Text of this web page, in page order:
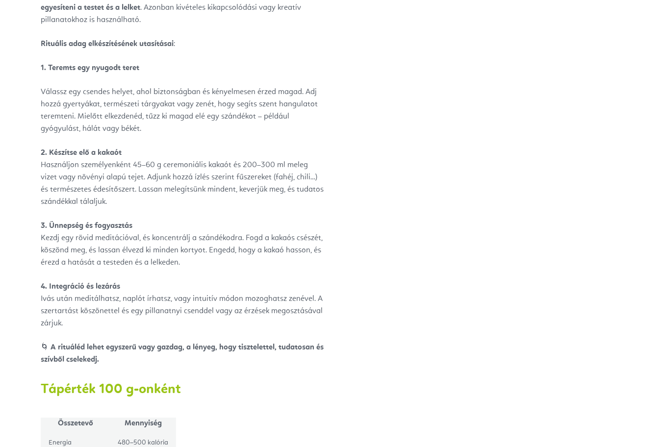
egyesíteni a testet és a lelket. Azonban kivételes kikapcsolódási vagy kreatív
pillanatokhoz is használható.
Rituális adag elkészítésének utasításai:
1. Teremts egy nyugodt teret
Válassz egy csendes helyet, ahol biztonságban és kényelmesen érzed magad. Adj
hozzá gyertyákat, természeti tárgyakat vagy zenét, hogy segíts szent hangulatot
teremteni. Mielőtt elkezdenéd, tűzz ki magad elé egy szándékot – például
gyógyulást, hálát vagy békét.
2. Készítse elő a kakaót
Használjon személyenként 45–60 g ceremoniális kakaót és 200–300 ml meleg
vizet vagy növényi alapú tejet. Adjunk hozzá ízlés szerint fűszereket (fahéj, chili…)
és természetes édesítőszert. Lassan melegítsünk mindent, keverjük meg, és tudatos
szándékkal tálaljuk.
3. Ünnepség és fogyasztás
Kezdj egy rövid meditációval, és koncentrálj a szándékodra. Fogd a kakaós csészét,
köszönd meg, és lassan élvezd ki minden kortyot. Engedd, hogy a kakaó hasson, és
érezd a hatását a testeden és a lelkeden.
4. Integráció és lezárás
Ivás után meditálhatsz, naplót írhatsz, vagy intuitív módon mozoghatsz zenével. A
szertartást köszönettel és egy pillanatnyi csenddel vagy az érzések megosztásával
zárjuk.
🌀 A rituáléd lehet egyszerű vagy gazdag, a lényeg, hogy tisztelettel, tudatosan és
szívből cselekedj.
Tápérték 100 g-onként
Összetevő Mennyiség
Energia 480–500 kalória